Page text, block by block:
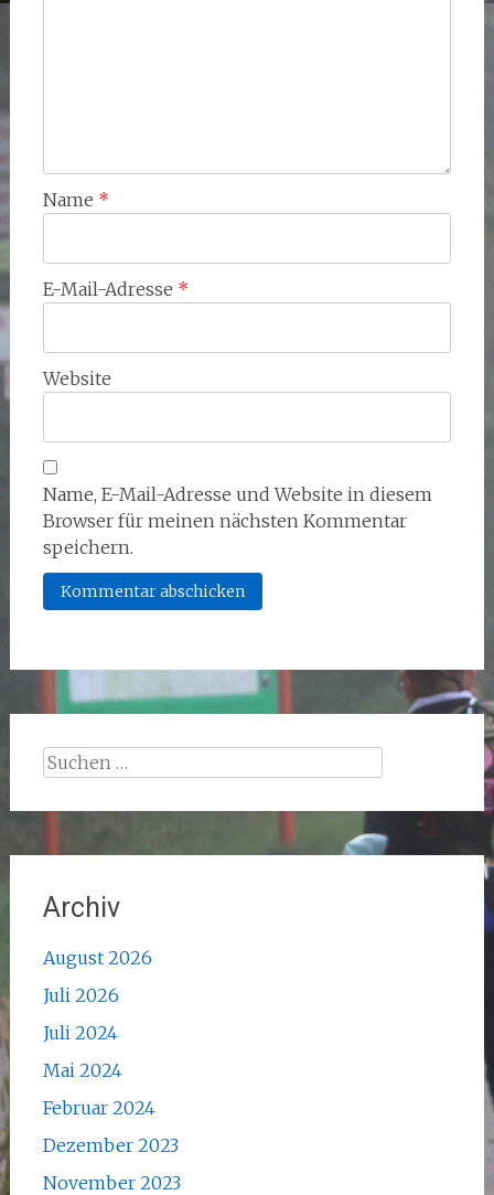
Name *
E-Mail-Adresse *
Website
Name, E-Mail-Adresse und Website in diesem
Browser für meinen nächsten Kommentar
speichern.
Suchen
nach:
Archiv
August 2026
Juli 2026
Juli 2024
Mai 2024
Februar 2024
Dezember 2023
November 2023